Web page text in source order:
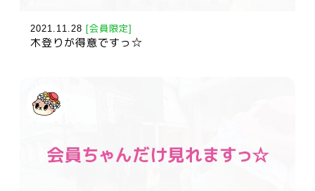
2021.11.28 [会員限定]
木登りが得意ですっ☆